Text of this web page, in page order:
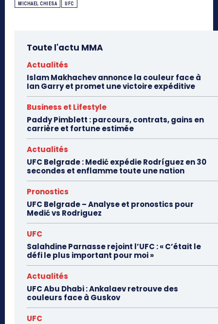
MICHAEL CHIESA UFC
Toute l'actu MMA
Actualités
Islam Makhachev annonce la couleur face à
Ian Garry et promet une victoire expéditive
Business et Lifestyle
Paddy Pimblett : parcours, contrats, gains en
carrière et fortune estimée
Actualités
UFC Belgrade : Medić expédie Rodríguez en 30
secondes et enflamme toute une nation
Pronostics
UFC Belgrade – Analyse et pronostics pour
Medić vs Rodriguez
UFC
Salahdine Parnasse rejoint l’UFC : « C’était le
défi le plus important pour moi »
Actualités
UFC Abu Dhabi : Ankalaev retrouve des
couleurs face à Guskov
UFC